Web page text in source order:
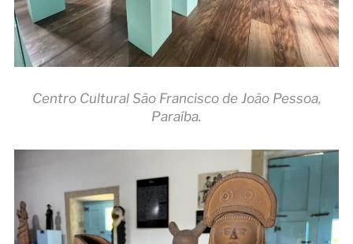
Centro Cultural São Francisco de João Pessoa,
Paraíba.